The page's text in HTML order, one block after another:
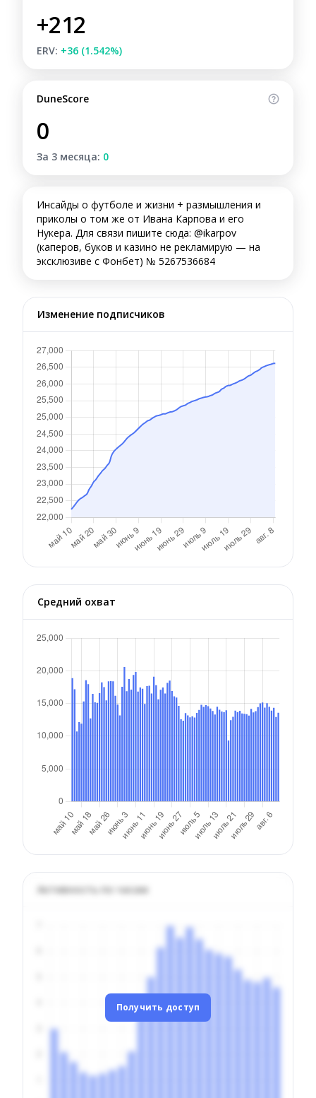
+212
ERV: +36 (1.542%)
DuneScore
0
За 3 месяца: 0
Инсайды о футболе и жизни + размышления и
приколы о том же от Ивана Карпова и его
Нукера. Для связи пишите сюда: @ikarpov
(каперов, буков и казино не рекламирую — на
эксклюзиве с Фонбет) № 5267536684
Изменение подписчиков
Средний охват
Активность по часам
Получить доступ